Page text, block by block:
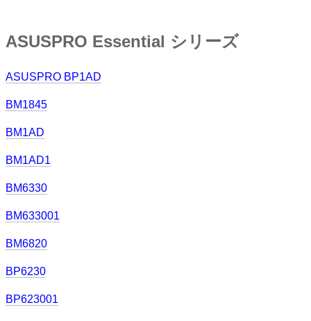
ASUSPRO Essential シリーズ
ASUSPRO BP1AD
BM1845
BM1AD
BM1AD1
BM6330
BM633001
BM6820
BP6230
BP623001